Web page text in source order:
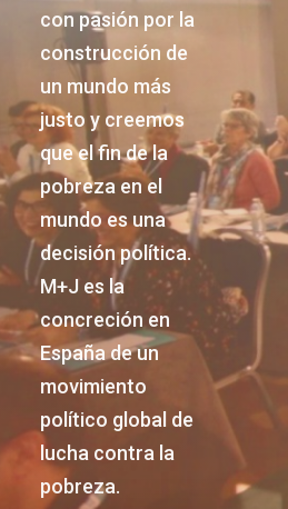
con pasión por la
construcción de
un mundo más
justo y creemos
que el fin de la
pobreza en el
mundo es una
decisión política.
M+J es la
concreción en
España de un
movimiento
político global de
lucha contra la
pobreza.